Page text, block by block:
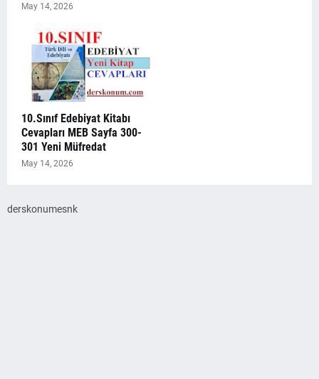
May 14, 2026
10.Sınıf Edebiyat Kitabı
Cevapları MEB Sayfa 300-
301 Yeni Müfredat
May 14, 2026
derskonumesnk